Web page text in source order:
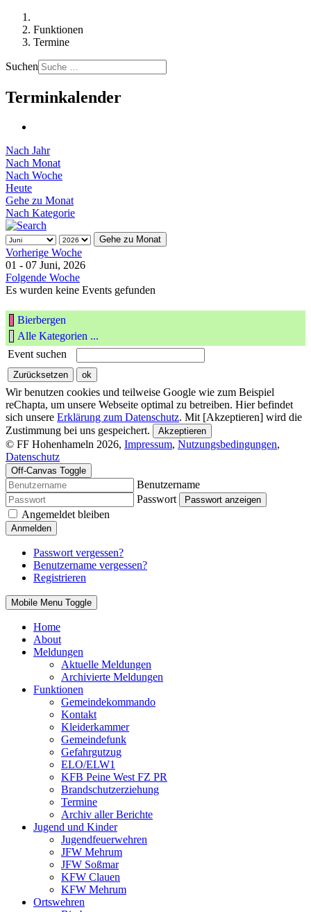
Funktionen
Termine
Suchen
Terminkalender
Nach Jahr
Nach Monat
Nach Woche
Heute
Gehe zu Monat
Nach Kategorie
Gehe zu Monat
Vorherige Woche
01 - 07 Juni, 2026
Folgende Woche
Es wurden keine Events gefunden
Bierbergen
Alle Kategorien ...
Event suchen
Wir benutzen cookies und teilweise Google wie zum Beispiel
reChapta, um unsere Webseite optimal zu betreiben. Hier befindet
sich unsere Erklärung zum Datenschutz. Mit [Akzeptieren] wird die
Zustimmung bei uns gespeichert.
Akzeptieren
© FF Hohenhameln 2026, Impressum, Nutzungsbedingungen,
Datenschutz
Off-Canvas Toggle
Benutzername
Passwort
Passwort anzeigen
Angemeldet bleiben
Anmelden
Passwort vergessen?
Benutzername vergessen?
Registrieren
Mobile Menu Toggle
Home
About
Meldungen
Aktuelle Meldungen
Archivierte Meldungen
Funktionen
Gemeindekommando
Kontakt
Kleiderkammer
Gemeindefunk
Gefahrgutzug
ELO/ELW1
KFB Peine West FZ PR
Brandschutzerziehung
Termine
Archiv aller Berichte
Jugend und Kinder
Jugendfeuerwehren
JFW Mehrum
JFW Soßmar
KFW Clauen
KFW Mehrum
Ortswehren